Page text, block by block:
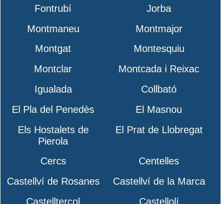
Fontrubí
Jorba
Montmaneu
Montmajor
Montgat
Montesquiu
Montclar
Montcada i Reixac
Igualada
Collbató
El Pla del Penedès
El Masnou
Els Hostalets de
Pierola
El Prat de Llobregat
Cercs
Centelles
Castellví de Rosanes
Castellví de la Marca
Castellterçol
Castellolí